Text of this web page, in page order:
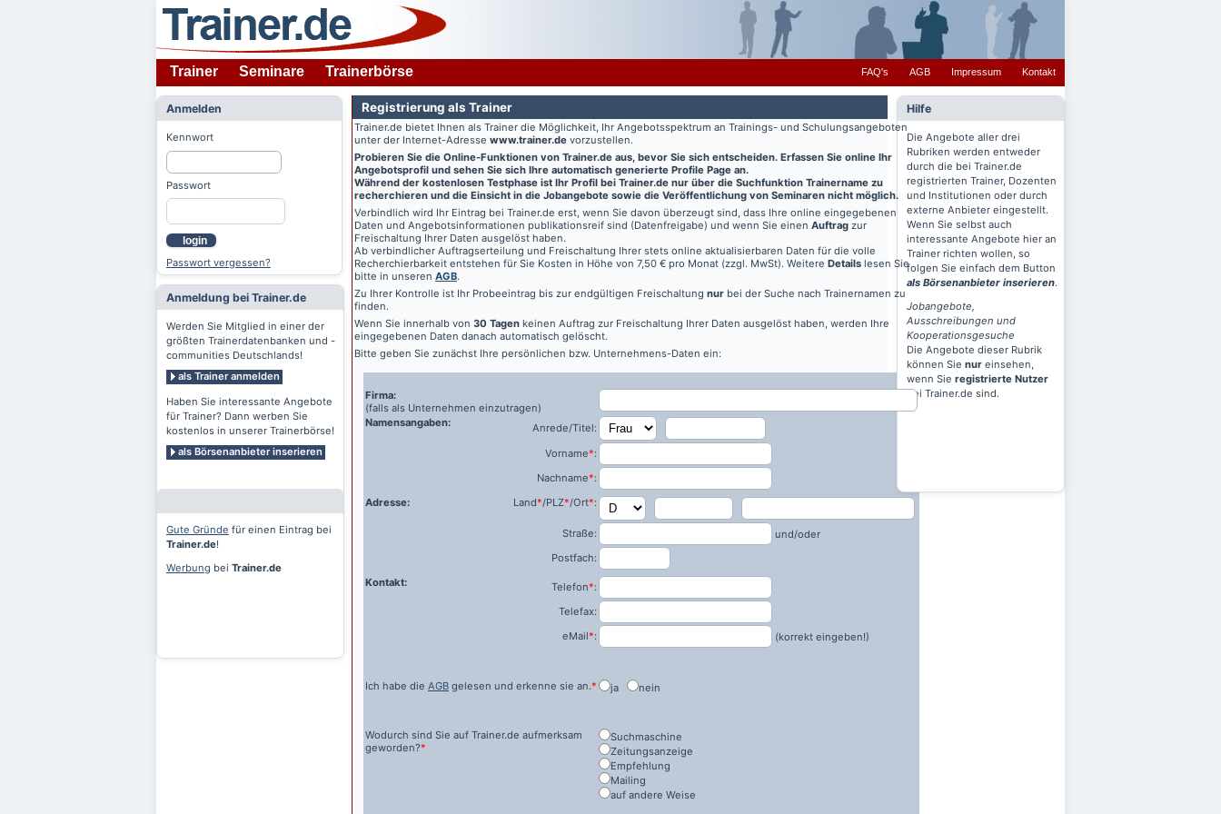
Trainer Seminare Trainerbörse FAQ's AGB Impressum Kontakt
Anmelden
Kennwort
Passwort
login
Passwort vergessen?
Anmeldung bei Trainer.de
Werden Sie Mitglied in einer der
größten Trainerdatenbanken und -
communities Deutschlands!
als Trainer anmelden
Haben Sie interessante Angebote
für Trainer? Dann werben Sie
kostenlos in unserer Trainerbörse!
als Börsenanbieter inserieren
Gute Gründe für einen Eintrag bei
Trainer.de!
Werbung bei Trainer.de
Hilfe
Die Angebote aller drei
Rubriken werden entweder
durch die bei Trainer.de
registrierten Trainer, Dozenten
und Institutionen oder durch
externe Anbieter eingestellt.
Wenn Sie selbst auch
interessante Angebote hier an
Trainer richten wollen, so
folgen Sie einfach dem Button
als Börsenanbieter inserieren.
Jobangebote,
Ausschreibungen und
Kooperationsgesuche
Die Angebote dieser Rubrik
können Sie nur einsehen,
wenn Sie registrierte Nutzer
bei Trainer.de sind.
Registrierung als Trainer
Trainer.de bietet Ihnen als Trainer die Möglichkeit, Ihr Angebotsspektrum an Trainings- und Schulungsangeboten
unter der Internet-Adresse www.trainer.de vorzustellen.
Probieren Sie die Online-Funktionen von Trainer.de aus, bevor Sie sich entscheiden. Erfassen Sie online Ihr
Angebotsprofil und sehen Sie sich Ihre automatisch generierte Profile Page an.
Während der kostenlosen Testphase ist Ihr Profil bei Trainer.de nur über die Suchfunktion Trainername zu
recherchieren und die Einsicht in die Jobangebote sowie die Veröffentlichung von Seminaren nicht möglich.
Verbindlich wird Ihr Eintrag bei Trainer.de erst, wenn Sie davon überzeugt sind, dass Ihre online eingegebenen
Daten und Angebotsinformationen publikationsreif sind (Datenfreigabe) und wenn Sie einen Auftrag zur
Freischaltung Ihrer Daten ausgelöst haben.
Ab verbindlicher Auftragserteilung und Freischaltung Ihrer stets online aktualisierbaren Daten für die volle
Recherchierbarkeit entstehen für Sie Kosten in Höhe von 7,50 € pro Monat (zzgl. MwSt). Weitere Details lesen Sie
bitte in unseren AGB.
Zu Ihrer Kontrolle ist Ihr Probeeintrag bis zur endgültigen Freischaltung nur bei der Suche nach Trainernamen zu
finden.
Wenn Sie innerhalb von 30 Tagen keinen Auftrag zur Freischaltung Ihrer Daten ausgelöst haben, werden Ihre
eingegebenen Daten danach automatisch gelöscht.
Bitte geben Sie zunächst Ihre persönlichen bzw. Unternehmens-Daten ein:
Firma:
(falls als Unternehmen einzutragen)
Namensangaben:
Anrede/Titel:
Vorname*:
Nachname*:
Adresse:
Land*/PLZ*/Ort*:
Straße:
und/oder
Postfach:
Kontakt:
Telefon*:
Telefax:
eMail*: (korrekt eingeben!)
Ich habe die AGB gelesen und erkenne sie an.* ja nein
Wodurch sind Sie auf Trainer.de aufmerksam
geworden?*
Suchmaschine
Zeitungsanzeige
Empfehlung
Mailing
auf andere Weise